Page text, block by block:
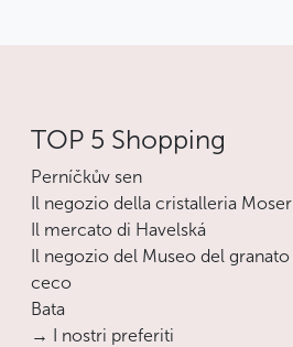
TOP 5 Shopping
Perníčkův sen
Il negozio della cristalleria Moser
Il mercato di Havelská
Il negozio del Museo del granato
ceco
Bata
→ I nostri preferiti